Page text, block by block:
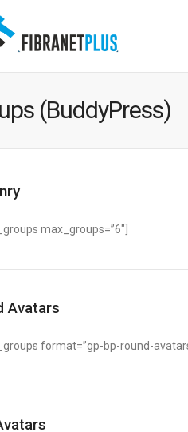
(BuddyPress)
max_groups=”6″]
Avatars
format=”gp-bp-round-